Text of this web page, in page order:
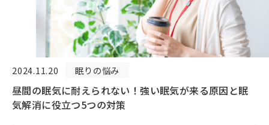
2024.11.20 眠りの悩み
昼間の眠気に耐えられない！強い眠気が来る原因と眠
気解消に役立つ5つの対策